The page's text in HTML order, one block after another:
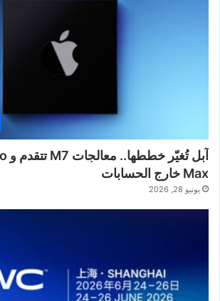
Max خارج الحسابات
يونيو 28, 2026